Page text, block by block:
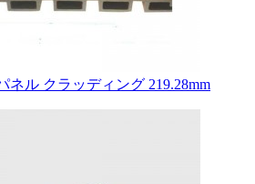
ネル クラッディング 219.28mm